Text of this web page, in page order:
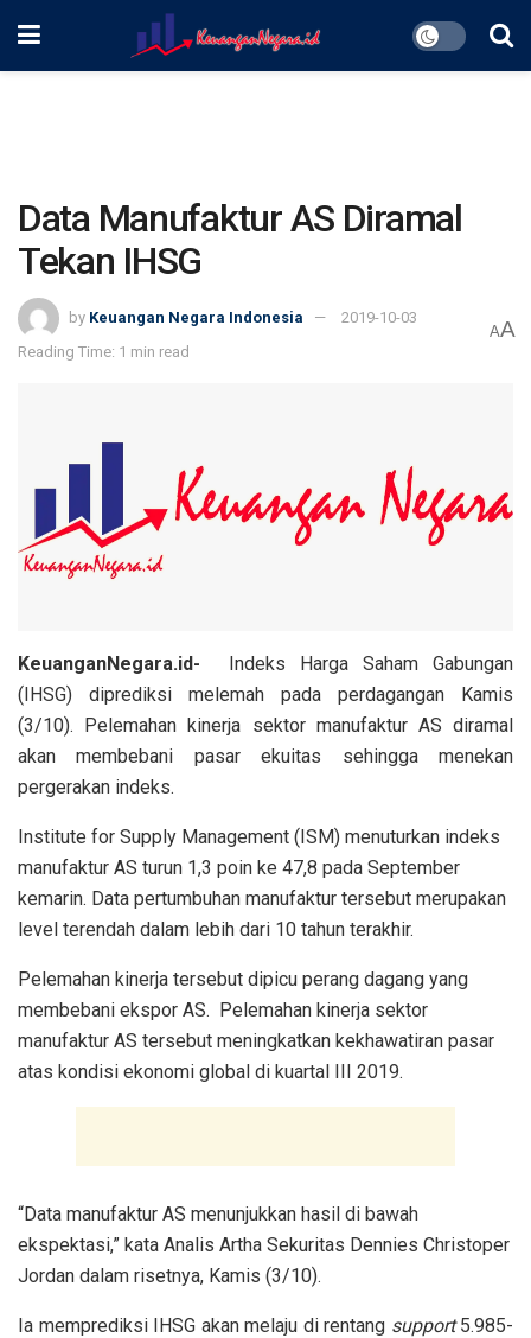
Data Manufaktur AS Diramal
Tekan IHSG
by Keuangan Negara Indonesia
2019-10-03
Reading Time: 1 min read
AA
KeuanganNegara.id- Indeks Harga Saham Gabungan
(IHSG) diprediksi melemah pada perdagangan Kamis
(3/10). Pelemahan kinerja sektor manufaktur AS diramal
akan membebani pasar ekuitas sehingga menekan
pergerakan indeks.
Institute for Supply Management (ISM) menuturkan indeks
manufaktur AS turun 1,3 poin ke 47,8 pada September
kemarin. Data pertumbuhan manufaktur tersebut merupakan
level terendah dalam lebih dari 10 tahun terakhir.
Pelemahan kinerja tersebut dipicu perang dagang yang
membebani ekspor AS. Pelemahan kinerja sektor
manufaktur AS tersebut meningkatkan kekhawatiran pasar
atas kondisi ekonomi global di kuartal III 2019.
“Data manufaktur AS menunjukkan hasil di bawah
ekspektasi,” kata Analis Artha Sekuritas Dennies Christoper
Jordan dalam risetnya, Kamis (3/10).
Ia memprediksi IHSG akan melaju di rentang support5.985-